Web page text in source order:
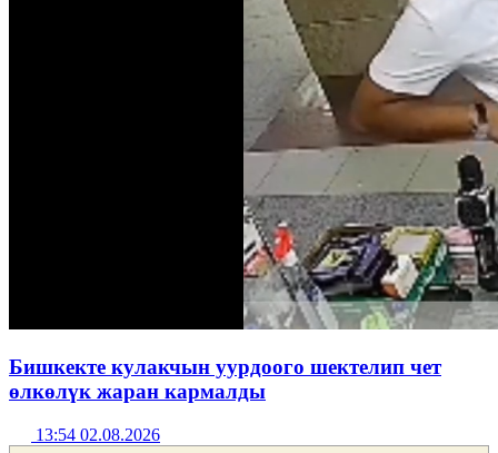
Бишкекте кулакчын уурдоого шектелип чет
өлкөлүк жаран кармалды
13:54 02.08.2026